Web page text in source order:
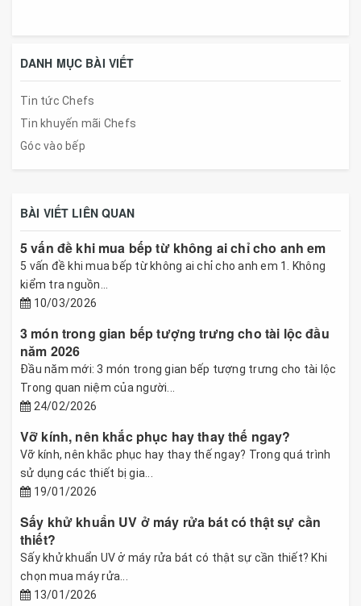
DANH MỤC BÀI VIẾT
Tin tức Chefs
Tin khuyến mãi Chefs
Góc vào bếp
BÀI VIẾT LIÊN QUAN
5 vấn đề khi mua bếp từ không ai chỉ cho anh em
5 vấn đề khi mua bếp từ không ai chỉ cho anh em 1. Không
kiểm tra nguồn...
10/03/2026
3 món trong gian bếp tượng trưng cho tài lộc đầu
năm 2026
Đầu năm mới: 3 món trong gian bếp tượng trưng cho tài lộc
Trong quan niệm của người...
24/02/2026
Vỡ kính, nên khắc phục hay thay thế ngay?
Vỡ kính, nên khắc phục hay thay thế ngay? Trong quá trình
sử dụng các thiết bị gia...
19/01/2026
Sấy khử khuẩn UV ở máy rửa bát có thật sự cần
thiết?
Sấy khử khuẩn UV ở máy rửa bát có thật sự cần thiết? Khi
chọn mua máy rửa...
13/01/2026